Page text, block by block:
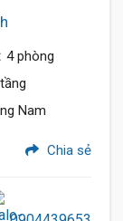
4 phòng
Nam
Chia sẻ